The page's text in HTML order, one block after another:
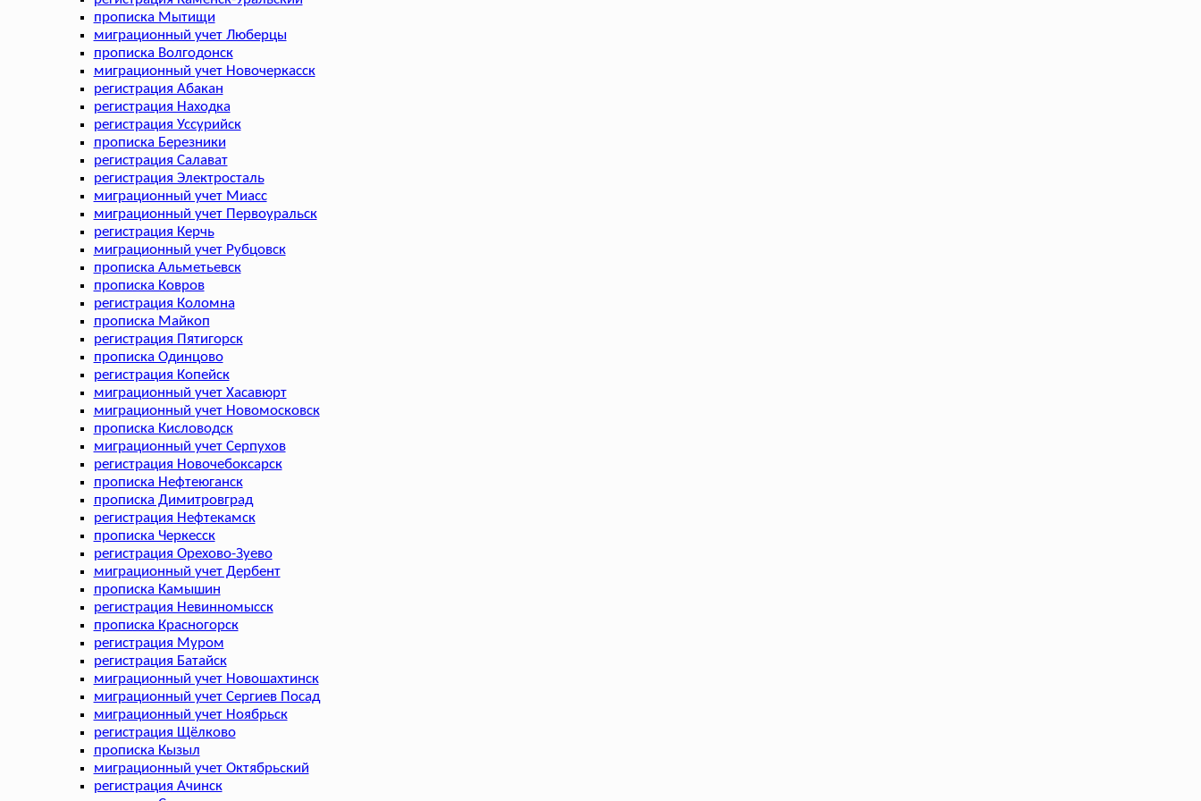
прописка Мытищи
миграционный учет Люберцы
прописка Волгодонск
миграционный учет Новочеркасск
регистрация Абакан
регистрация Находка
регистрация Уссурийск
прописка Березники
регистрация Салават
регистрация Электросталь
миграционный учет Миасс
миграционный учет Первоуральск
регистрация Керчь
миграционный учет Рубцовск
прописка Альметьевск
прописка Ковров
регистрация Коломна
прописка Майкоп
регистрация Пятигорск
прописка Одинцово
регистрация Копейск
миграционный учет Хасавюрт
миграционный учет Новомосковск
прописка Кисловодск
миграционный учет Серпухов
регистрация Новочебоксарск
прописка Нефтеюганск
прописка Димитровград
регистрация Нефтекамск
прописка Черкесск
регистрация Орехово-Зуево
миграционный учет Дербент
прописка Камышин
регистрация Невинномысск
прописка Красногорск
регистрация Муром
регистрация Батайск
миграционный учет Новошахтинск
миграционный учет Сергиев Посад
миграционный учет Ноябрьск
регистрация Щёлково
прописка Кызыл
миграционный учет Октябрьский
регистрация Ачинск